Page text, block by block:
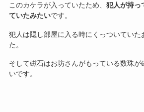
このカケラが入っていたため、 犯人が持っ
ていたみたいです。
犯人は隠し部屋に入る時にくっついていた
た。
そして磁石はお坊さんがもっている数珠が
いです。